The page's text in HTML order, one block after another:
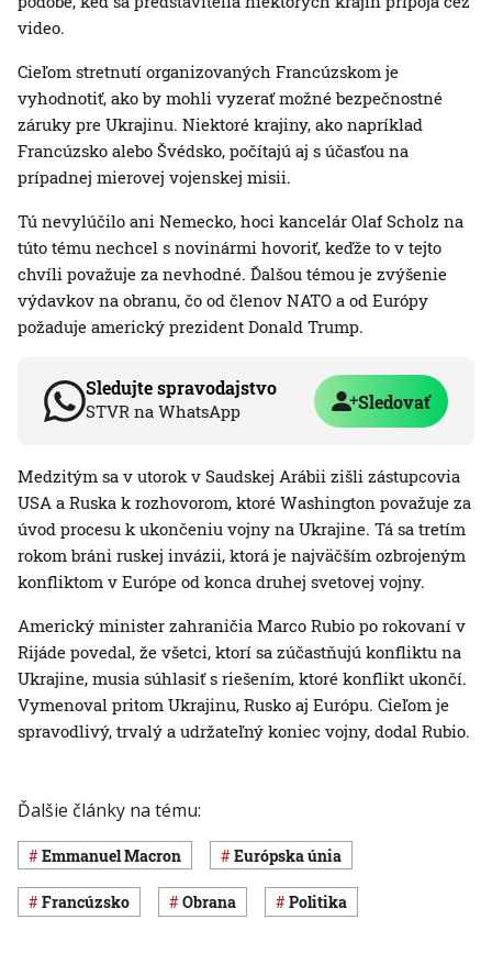
video.
Cieľom stretnutí organizovaných Francúzskom je
vyhodnotiť, ako by mohli vyzerať možné bezpečnostné
záruky pre Ukrajinu. Niektoré krajiny, ako napríklad
Francúzsko alebo Švédsko, počítajú aj s účasťou na
prípadnej mierovej vojenskej misii.
Tú nevylúčilo ani Nemecko, hoci kancelár Olaf Scholz na
túto tému nechcel s novinármi hovoriť, keďže to v tejto
chvíli považuje za nevhodné. Ďalšou témou je zvýšenie
výdavkov na obranu, čo od členov NATO a od Európy
požaduje americký prezident Donald Trump.
Sledujte spravodajstvo
STVR na WhatsApp Sledovať
Medzitým sa v utorok v Saudskej Arábii zišli zástupcovia
USA a Ruska k rozhovorom, ktoré Washington považuje za
úvod procesu k ukončeniu vojny na Ukrajine. Tá sa tretím
rokom bráni ruskej invázii, ktorá je najväčším ozbrojeným
konfliktom v Európe od konca druhej svetovej vojny.
Americký minister zahraničia Marco Rubio po rokovaní v
Rijáde povedal, že všetci, ktorí sa zúčastňujú konfliktu na
Ukrajine, musia súhlasiť s riešením, ktoré konflikt ukončí.
Vymenoval pritom Ukrajinu, Rusko aj Európu. Cieľom je
spravodlivý, trvalý a udržateľný koniec vojny, dodal Rubio.
Ďalšie články na tému:
Emmanuel Macron Európska únia
Francúzsko obrana Politika